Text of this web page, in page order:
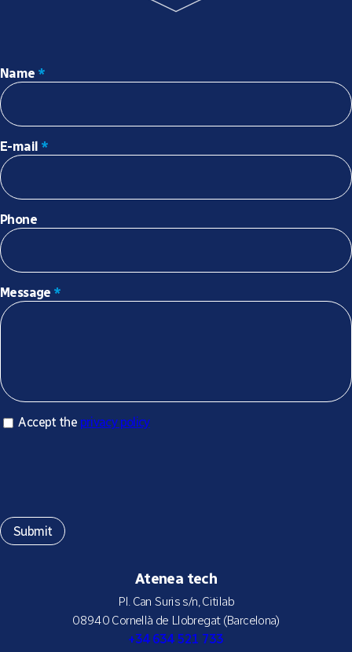
Atenea tech
Pl. Can Suris s/n, Citilab
08940 Cornellà de Llobregat (Barcelona)
+34 634 521 733
Name *
E-mail *
Phone
Message *
Accept privacy policy*
Accept the privacy policy